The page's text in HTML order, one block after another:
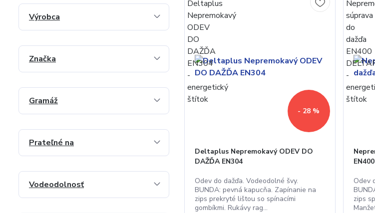
- 28 %
Deltaplus Nepremokavý ODEV DO
DAŽĎA EN304
Odev do dažďa. Vodeodolné švy.
BUNDA: pevná kapucňa. Zapínanie na
zips prekryté lištou so spínacími
gombíkmi. Rukávy rag...
Odev
zips
Výrobca
Značka
Gramáž
Prateľné na
Vodeodolnosť